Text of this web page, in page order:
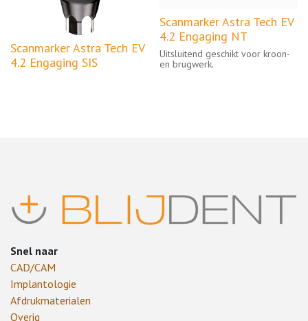
Scanmarker Astra Tech EV
4.2 Engaging SIS
Scanmarker Astra Tech EV
4.2 Engaging NT
Uitsluitend geschikt voor kroon-
en brugwerk.
Snel naar
CAD/CAM
Implantologie
Afdrukmaterialen
Overig